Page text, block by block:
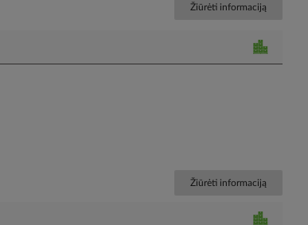
Žiūrėti informaciją
Žiūrėti informaciją